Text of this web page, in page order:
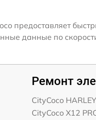
предоставляет
данные по
Ремонт
CityCoco
CityCoco X12